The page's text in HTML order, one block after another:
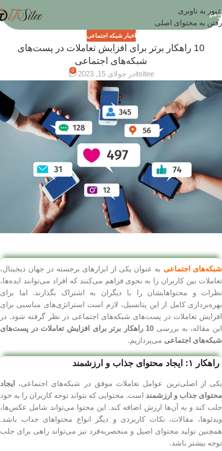
عبور به ناوبری
رفتن به محتوای اصلی
منو
اخبار شبکه اجتماعی
10 راهکار برتر برای افزایش تعاملات در پست‌های
شبکه‌های اجتماعی
itsiteeدر جولای 15, 2023 0
شبکه‌های اجتماعی به عنوان یکی از ابزارهای برجسته در جهان دیجیتال،
تعاملات بین کاربران را به نحوی فراهم می‌کنند که افراد می‌توانند ایده‌ها،
نظرات و محتواهایشان را با دیگران به اشتراک بگذارند. اما برای
بهره‌برداری کامل از این پتانسیل، لازم است استراتژی‌های مناسبی برای
افزایش تعاملات در پست‌های شبکه‌های اجتماعی در نظر گرفته شود. در
این مقاله، به بررسی
10 راهکار برتر برای افزایش تعاملات در پست‌های
شبکه‌های اجتماعی می‌پردازیم.
راهکار ۱: ایجاد محتوای جذاب و ارزشمند
یکی از اصلی‌ترین عوامل تعاملات موفق در شبکه‌های اجتماعی،
ایجاد
محتوای جذاب و ارزشمند است. محتوایی که بتواند توجه کاربران را به خود
جلب کند و به آن‌ها ارزش اضافه کند. این محتوا می‌تواند شامل عکس‌ها،
ویدئوها، مقالات، نکات کاربردی و دیگر انواع محتواهای جذاب باشد.
همچنین تولید محتوای اصیل و منحصربه‌فرد نیز می‌تواند راهی برای جلب
توجه بیشتر باشد.